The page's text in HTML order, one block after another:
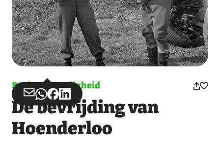
Bezienswaardigheid
Deel
via
Email
Deel
via
WhatsApp
Deel
op
Facebook
Deel
op
LinkedIn
De bevrijding van
Hoenderloo